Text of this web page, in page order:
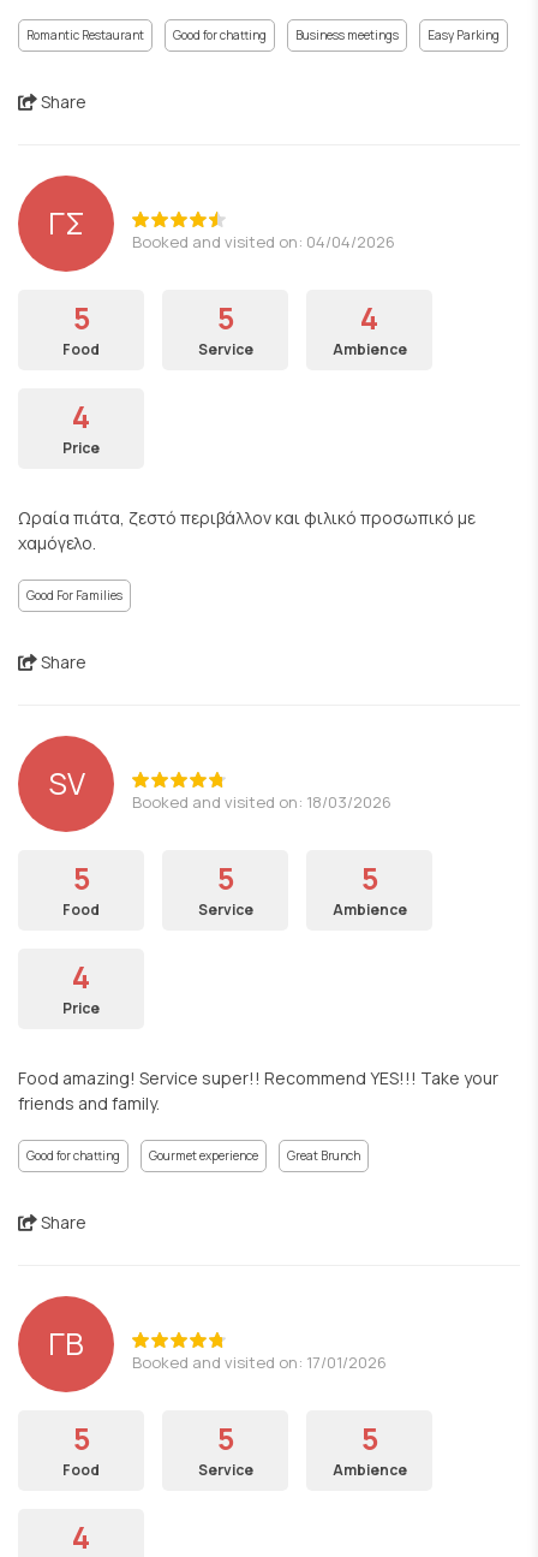
Romantic Restaurant Good for chatting Business meetings Easy Parking
Share
ΓΣ Booked and visited on: 04/04/2026
5
Food
5
Service
4
Ambience
4
Price
Ωραία πιάτα, ζεστό περιβάλλον και φιλικό προσωπικό με
χαμόγελο.
Good For Families
Share
SV Booked and visited on: 18/03/2026
5
Food
5
Service
5
Ambience
4
Price
Food amazing! Service super!! Recommend YES!!! Take your
friends and family.
Good for chatting Gourmet experience Great Brunch
Share
ΓΒ Booked and visited on: 17/01/2026
5
Food
5
Service
5
Ambience
4